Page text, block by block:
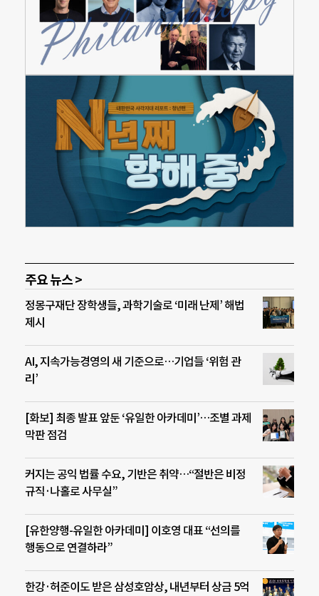
주요 뉴스 >
정몽구재단 장학생들, 과학기술로 ‘미래 난제’ 해법
제시
AI, 지속가능경영의 새 기준으로…기업들 ‘위험 관
리’
[화보] 최종 발표 앞둔 ‘유일한 아카데미’…조별 과제
막판 점검
커지는 공익 법률 수요, 기반은 취약…“절반은 비정
규직·나홀로 사무실”
[유한양행-유일한 아카데미] 이호영 대표 “선의를
행동으로 연결하라”
한강·허준이도 받은 삼성호암상, 내년부터 상금 5억